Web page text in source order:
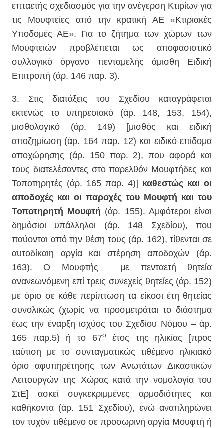
επταετής σχεδιασμός για την ανέγερση Κτιρίων για
τις Μουφτείες από την κρατική ΑΕ «Κτιριακές
Υποδομές ΑΕ». Για το ζήτημα των χώρων των
Μουφτειών προβλέπεται ως αποφασιστικό
συλλογικό όργανο πενταμελής άμισθη Ειδική
Επιτροπή (άρ. 146 παρ. 3).
3. Στις διατάξεις του Σχεδίου καταγράφεται
εκτενώς το υπηρεσιακό (άρ. 148, 153, 154),
μισθολογικό (άρ. 149) [μισθός και ειδική
αποζημίωση (άρ. 164 παρ. 12) και ειδικό επίδομα
αποχώρησης (άρ. 150 παρ. 2), που αφορά και
τους διατελέσαντες στο παρελθόν Μουφτήδες και
Τοποτηρητές (άρ. 165 παρ. 4)] καθεστώς και οι
αποδοχές και οι παροχές του Μουφτή και του
Τοποτηρητή Μουφτή (άρ. 155). Αμφότεροι είναι
δημόσιοι υπάλληλοι (άρ. 148 Σχεδίου), που
παύονται από την θέση τους (άρ. 162), τίθενται σε
αυτοδίκαιη αργία και στέρηση αποδοχών (άρ.
163). Ο Μουφτής
με πενταετή θητεία
ανανεωνόμενη επί τρεις συνεχείς θητείες (άρ. 152)
με όριο σε κάθε περίπτωση τα είκοσι έτη θητείας
συνολικώς (χωρίς να προσμετράται το διάστημα
έως την έναρξη ισχύος του Σχεδίου Νόμου – άρ.
165 παρ.5) ή το 67οέτος της ηλικίας [προς
ταύτιση με το συνταγματικώς τιθέμενο ηλικιακό
όριο αφυπηρέτησης των Ανωτάτων Δικαστικών
Λειτουργών της Χώρας κατά την νομολογία του
ΣτΕ] ασκεί συγκεκριμμένες αρμοδιότητες και
καθήκοντα (άρ. 151 Σχεδίου), ενώ αναπληρώνει
τον τυχόν τιθέμενο σε προσωρινή αργία Μουφτή ή